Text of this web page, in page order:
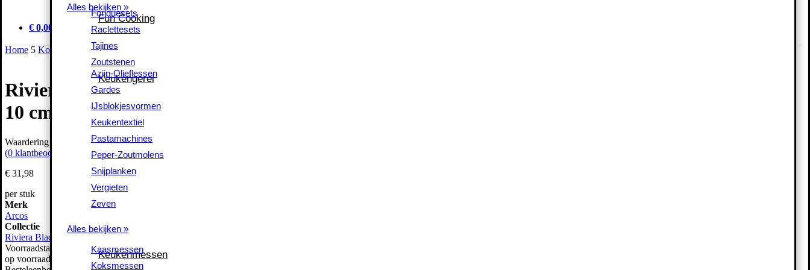
Alles bekijken »
Fun Cooking
Fonduesets
Raclettesets
Tajines
Zoutstenen
Keukengerei
Azijn-Olieflessen
Gardes
IJsblokjesvormen
Keukentextiel
Pastamachines
Peper-Zoutmolens
Snijplanken
Vergieten
Zeven
Alles bekijken »
Keukenmessen
Kaasmessen
Koksmessen
Alles bekijken »
Fun Cooking
Fonduesets
Raclettesets
Tajines
Zoutstenen
Keukengerei
Azijn-Olieflessen
Gardes
IJsblokjesvormen
Keukentextiel
Pastamachines
Peper-Zoutmolens
Snijplanken
Vergieten
Zeven
Alles bekijken »
Keukenmessen
Kaasmessen
Koksmessen
€ 0,00
Home 5 Koken Keukenmessen
Riviera Officemes
10 cm
Waardering
(0 klantbeoordelingen)
€ 31,98
per stuk
Merk
Arcos
Collectie
Riviera Black
Voorraadstatus
op voorraad